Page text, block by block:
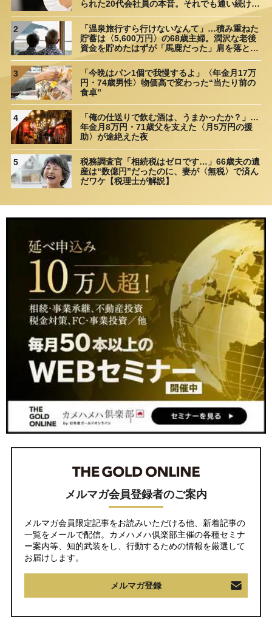
られた20代会社員の本音。それでも通い続ける
2
「温泉旅行すら行けないなんて」…積み重ねた
貯蓄は〈5,600万円〉の68歳主婦。潤沢な老後
資金を貯めたはずが「馬鹿だった」肩を落とす
3
「今晩はパン1個で我慢するよ」〈年金月17万
円・74歳男性〉物価高で変わった“当たり前の
食卓”
4
「俺の仕送りで飲む酒は、うまかったか？」…
年金月8万円・71歳父を支えた〈月5万円の援
助〉が途絶えた夜
5
税務調査官「相続税はゼロです…」66歳夫の遺
産は“数億円”だったのに、妻が〈無税〉で済ん
だワケ【税理士が解説】
メルマガ会員登録者のご案内
メルマガ会員限定記事をお読みいただける他、新着記事の
一覧をメールで配信。カメハメハ倶楽部主催の各種セミナ
ー案内等、知的武装をし、行動するための情報を厳選して
お届けします。
メルマガ登録